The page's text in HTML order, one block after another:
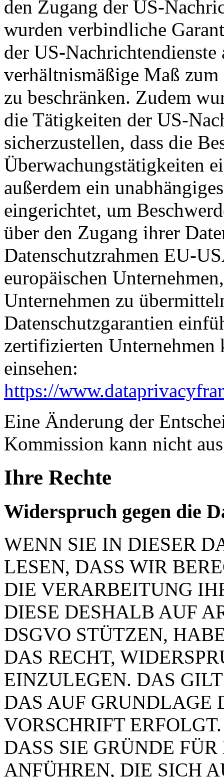
den Zugang der US-
wurden verbindliche
der US-
verhältnismäßige Maß
zu beschränken. Zudem
die Tätigkeiten der US-
sicherzustellen, dass die
Überwachungstätigkeiten
außerdem ein
eingerichtet, um
über den Zugang ihrer
Datenschutzrahmen EU-
europäischen
Unternehmen zu
Datenschutzgarantien
zertifizierten
einsehen:
https://
Eine Änderung der
Kommission kann nicht
Ihre Rechte
Widerspruch gegen die
WENN SIE IN DIESER
LESEN, DASS WIR
DIE VERARBEITUNG
DIESE DESHALB AUF
DSGVO STÜTZEN,
DAS RECHT,
EINZULEGEN. DAS
DAS AUF GRUNDLAGE
VORSCHRIFT
DASS SIE GRÜNDE
ANFÜHREN, DIE SICH